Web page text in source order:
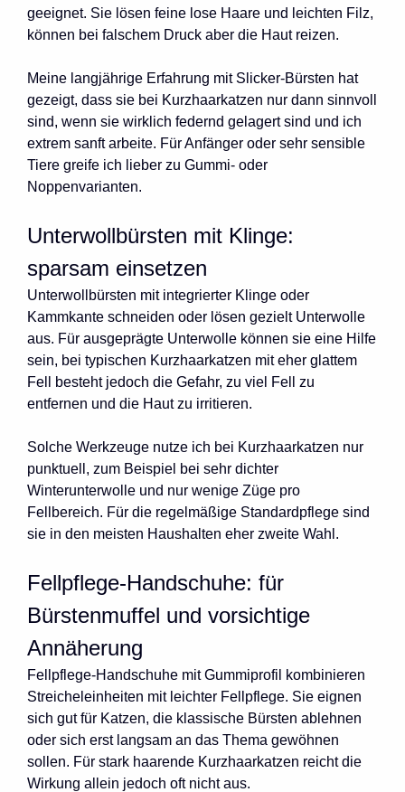
geeignet. Sie lösen feine lose Haare und leichten Filz,
können bei falschem Druck aber die Haut reizen.
Meine langjährige Erfahrung mit Slicker-Bürsten hat
gezeigt, dass sie bei Kurzhaarkatzen nur dann sinnvoll
sind, wenn sie wirklich federnd gelagert sind und ich
extrem sanft arbeite. Für Anfänger oder sehr sensible
Tiere greife ich lieber zu Gummi- oder
Noppenvarianten.
Unterwollbürsten mit Klinge:
sparsam einsetzen
Unterwollbürsten mit integrierter Klinge oder
Kammkante schneiden oder lösen gezielt Unterwolle
aus. Für ausgeprägte Unterwolle können sie eine Hilfe
sein, bei typischen Kurzhaarkatzen mit eher glattem
Fell besteht jedoch die Gefahr, zu viel Fell zu
entfernen und die Haut zu irritieren.
Solche Werkzeuge nutze ich bei Kurzhaarkatzen nur
punktuell, zum Beispiel bei sehr dichter
Winterunterwolle und nur wenige Züge pro
Fellbereich. Für die regelmäßige Standardpflege sind
sie in den meisten Haushalten eher zweite Wahl.
Fellpflege-Handschuhe: für
Bürstenmuffel und vorsichtige
Annäherung
Fellpflege-Handschuhe mit Gummiprofil kombinieren
Streicheleinheiten mit leichter Fellpflege. Sie eignen
sich gut für Katzen, die klassische Bürsten ablehnen
oder sich erst langsam an das Thema gewöhnen
sollen. Für stark haarende Kurzhaarkatzen reicht die
Wirkung allein jedoch oft nicht aus.